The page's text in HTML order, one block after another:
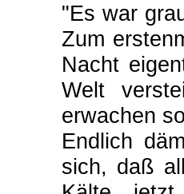
"Es war
Zum
Nacht
Welt
erwachen
Endlich
sich, daß